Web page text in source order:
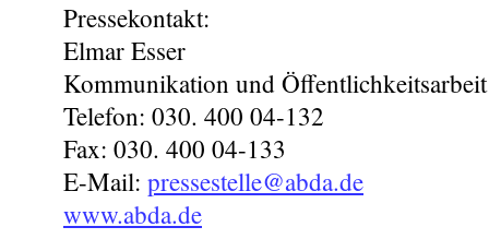
Pressekontakt:
Elmar Esser
Kommunikation und Öffentlichkeitsarbeit
Telefon: 030. 400 04-132
Fax: 030. 400 04-133
E-Mail: pressestelle@abda.de
www.abda.de